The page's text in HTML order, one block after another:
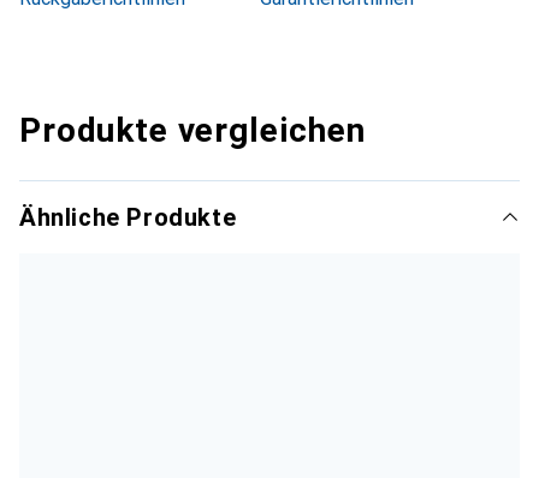
Produkte vergleichen
Ähnliche Produkte